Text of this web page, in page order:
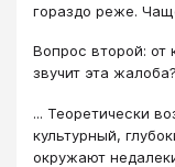
гораздо реже.
Вопрос второй: от
звучит эта жалоба?
... Теоретически
культурный,
окружают